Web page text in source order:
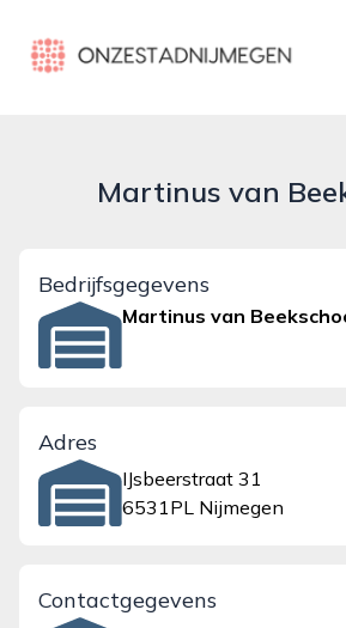
onzestadnijmegen.nl
Martinus van
Bedrijfsgegevens
Martinus van
Adres
IJsbeerstraat 31
6531PL Nijmegen
Contactgegevens